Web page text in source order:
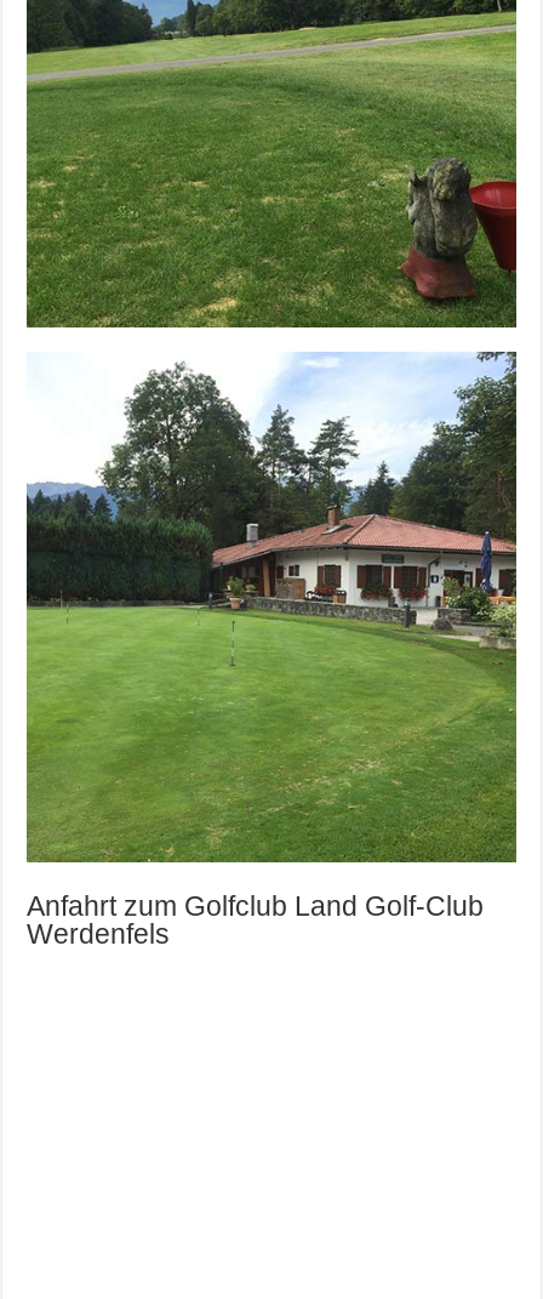
Anfahrt zum Golfclub Land Golf-Club
Werdenfels